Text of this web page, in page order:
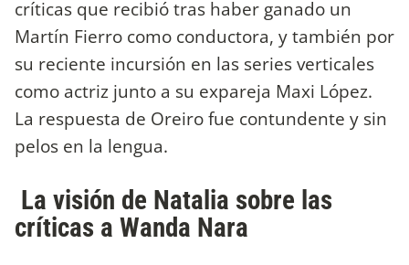
críticas que recibió tras haber ganado un
Martín Fierro como conductora, y también por
su reciente incursión en las series verticales
como actriz junto a su expareja Maxi López.
La respuesta de Oreiro fue contundente y sin
pelos en la lengua.
La visión de Natalia sobre las
críticas a Wanda Nara